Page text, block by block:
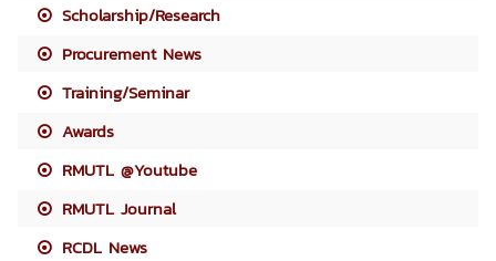
Scholarship/Research
Procurement News
Training/Seminar
Awards
RMUTL @Youtube
RMUTL Journal
RCDL News